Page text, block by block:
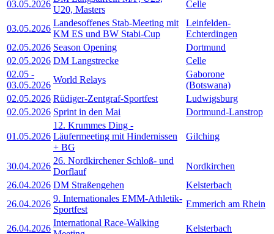
03.05.2026
U20, Masters
Celle
03.05.2026
Landesoffenes Stab-Meeting mit
KM ES und BW Stabi-Cup
Leinfelden-
Echterdingen
02.05.2026 Season Opening
Dortmund
02.05.2026 DM Langstrecke
Celle
02.05 -
03.05.2026
World Relays
Gaborone
(Botswana)
02.05.2026 Rüdiger-Zentgraf-Sportfest
Ludwigsburg
02.05.2026 Sprint in den Mai Dortmund-Lanstrop
01.05.2026
12. Krummes Ding -
Läufermeeting mit Hindernissen
+ BG
Gilching
30.04.2026
26. Nordkirchener Schloß- und
Dorflauf
Nordkirchen
26.04.2026 DM Straßengehen
Kelsterbach
26.04.2026
9. Internationales EMM-Athletik-
Sportfest
Emmerich am Rhein
26.04.2026
International Race-Walking
Kelsterbach